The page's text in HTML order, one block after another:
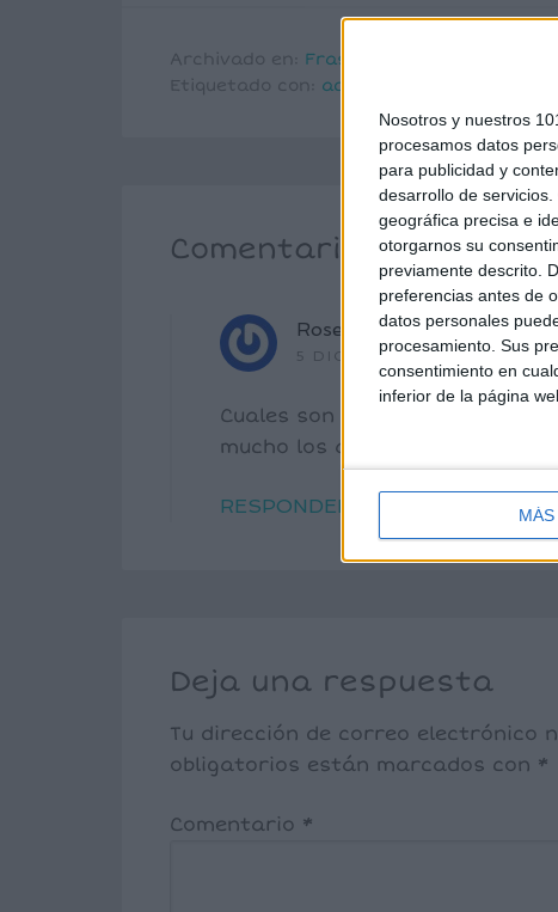
Nosotros y nuestros
procesamos datos
para publicidad y
desarrollo de servicios.
geográfica precisa e
otorgarnos su
previamente descrito.
preferencias antes de
datos personales
procesamiento. Sus
consentimiento en
inferior de la página
Archivado en: Frases
Etiquetado con: adjetivos calificativos
Comentarios
Rosel A. RODRIGUEZ
5 DICIEMBRE, 2024 EN
Cuales son las respuestas de
mucho los adjetivos.
RESPONDER
Deja una respuesta
Tu dirección de correo electrónico
obligatorios están marcados con *
Comentario *